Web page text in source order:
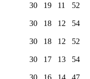
30 19 11 52
30 18 12 54
30 18 12 52
30 17 13 54
30 16 14 47